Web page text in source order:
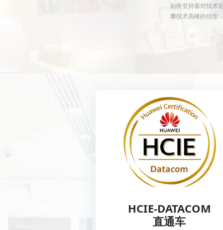
始终坚持着对技术
攀技术高峰的信念
HCIE-DATACOM
直通车